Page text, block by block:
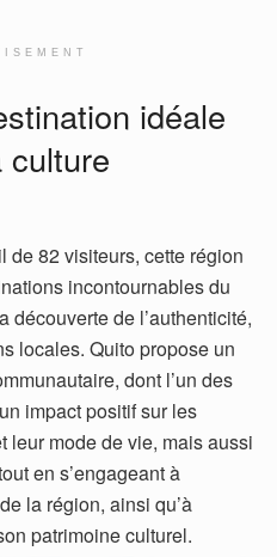
idéale
culture
de 82 visiteurs, cette région
incontournables du
découverte de l’authenticité,
locales. Quito propose un
dont l’un des
impact positif sur les
leur mode de vie, mais aussi
en s’engageant à
la région, ainsi qu’à
patrimoine culturel.